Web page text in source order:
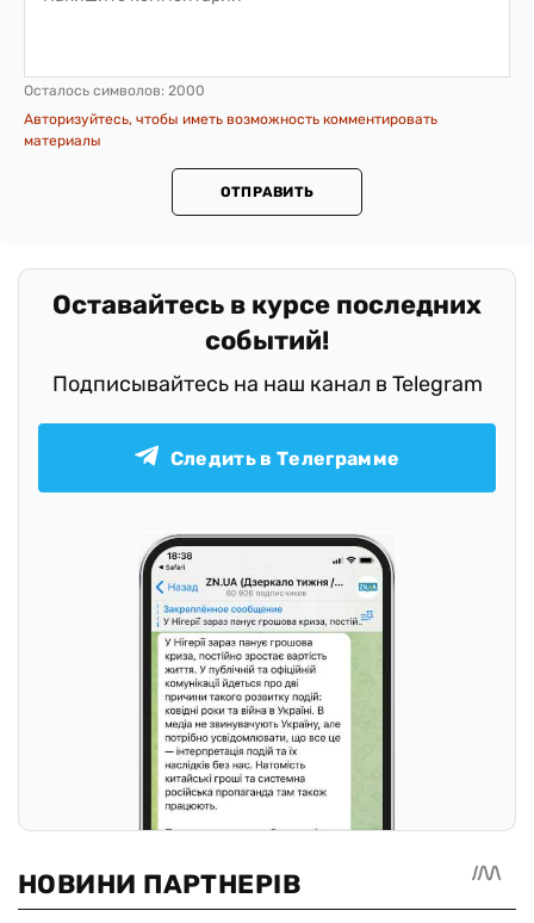
Осталось символов: 2000
Авторизуйтесь, чтобы иметь возможность комментировать
материалы
ОТПРАВИТЬ
Оставайтесь в курсе последних
событий!
Подписывайтесь на наш канал в Telegram
Следить в Телеграмме